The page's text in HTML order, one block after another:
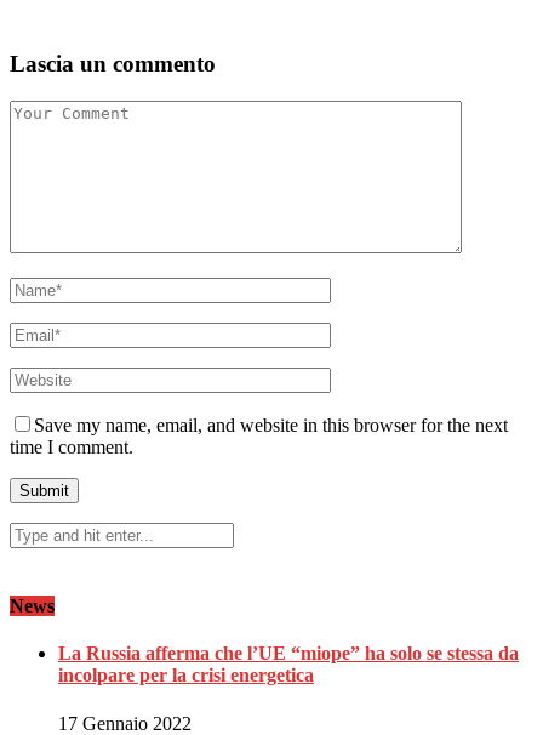
Lascia un commento
Save my name, email, and website in this browser for the next
time I comment.
News
La Russia afferma che l’UE “miope” ha solo se stessa da
incolpare per la crisi energetica
17 Gennaio 2022